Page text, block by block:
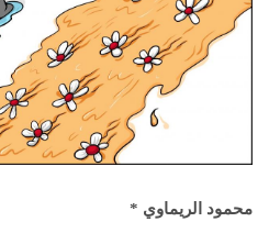
محمود الريماوي *